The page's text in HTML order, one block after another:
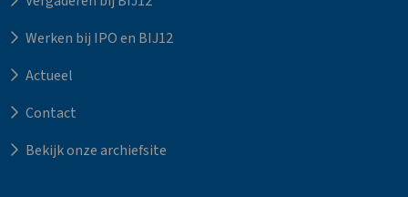
Werken bij IPO en BIJ12
Actueel
Contact
Bekijk onze archiefsite